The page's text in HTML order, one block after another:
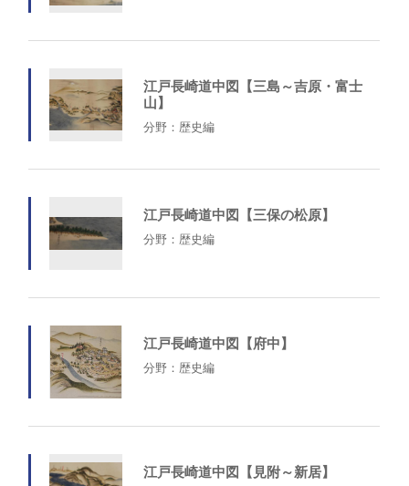
江戸長崎道中図【三島～吉原・富士
山】
分野：歴史編
江戸長崎道中図【三保の松原】
分野：歴史編
江戸長崎道中図【府中】
分野：歴史編
江戸長崎道中図【見附～新居】